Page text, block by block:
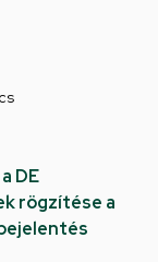
DE
rögzítése a